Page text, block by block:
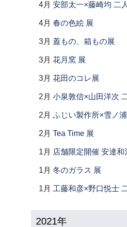
4月 安部太一×藤崎均 二
4月 春の色絵 展
3月 蓋もの、箱もの展
3月 花月窯 展
3月 花田のコレ展
2月 小泉敦信×山田洋次
2月 ふじい製作所×雪ノ
2月 Tea Time 展
1月 店舗限定開催 安達和
1月 冬のガラス 展
1月 工藤和彦×野口悦士
2021年